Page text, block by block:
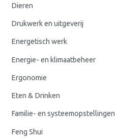
Dieren
Drukwerk en uitgeverij
Energetisch werk
Energie- en klimaatbeheer
Ergonomie
Eten & Drinken
Familie- en systeemopstellingen
Feng Shui